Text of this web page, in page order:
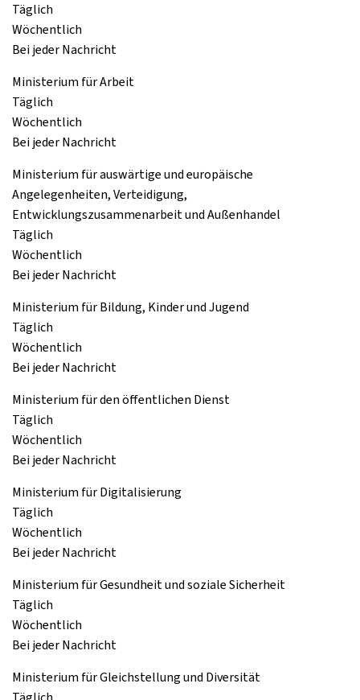
Täglich
Wöchentlich
Bei jeder Nachricht
Ministerium für Arbeit
Täglich
Wöchentlich
Bei jeder Nachricht
Ministerium für auswärtige und europäische
Angelegenheiten, Verteidigung,
Entwicklungszusammenarbeit und Außenhandel
Täglich
Wöchentlich
Bei jeder Nachricht
Ministerium für Bildung, Kinder und Jugend
Täglich
Wöchentlich
Bei jeder Nachricht
Ministerium für den öffentlichen Dienst
Täglich
Wöchentlich
Bei jeder Nachricht
Ministerium für Digitalisierung
Täglich
Wöchentlich
Bei jeder Nachricht
Ministerium für Gesundheit und soziale Sicherheit
Täglich
Wöchentlich
Bei jeder Nachricht
Ministerium für Gleichstellung und Diversität